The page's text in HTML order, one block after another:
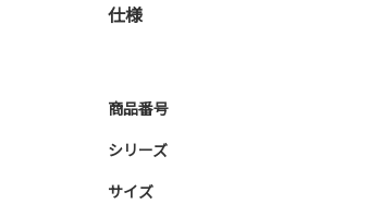
仕様
商品番号
シリーズ
サイズ